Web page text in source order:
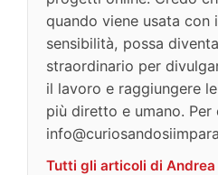
quando viene usata con
sensibilità, possa
straordinario per
il lavoro e raggiungere
più diretto e umano.
Tutti gli articoli di